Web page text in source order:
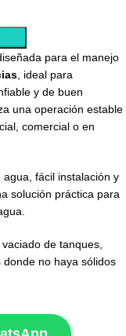
para el manejo
, ideal para
y de buen
una operación estable
comercial o en
fácil instalación y
solución práctica para
de tanques,
no haya sólidos